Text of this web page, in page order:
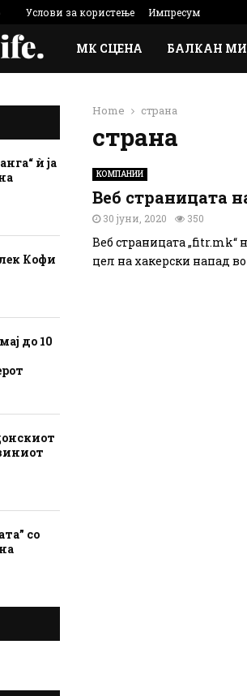
Услови за користење Импресум
МК СЦЕНА БАЛКАН
Home страна
страна
КОМПАНИИ
Веб страницата
30 јуни, 2020 350
Веб страницата „fitr.mk“
цел на хакерски напад
ѝ ја
Кофи
до 10
со